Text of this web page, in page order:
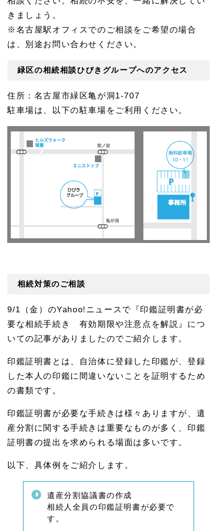
きましょう。
※名古屋駅オフィスでのご相談をご希望の場合
は、別途お問い合わせください。
緑区の相続相談ひびきグループへのアクセス
住所：名古屋市緑区亀が洞1-707
駐車場は、以下の駐車場をご利用ください。
相続対策のご相談
9/1 （金）のYahoo! ニュースで『印鑑証明書が必
要な相続手続き 有効期限や注意点を解説』につ
いての記事がありましたのでご紹介します。
印鑑証明書とは、自治体に登録した印鑑が、登録
した本人の印鑑に間違いないことを証明するため
の書類です。
印鑑証明書が必要な手続きは様々ありますが、遺
産分割に関する手続きは重要なものが多く、印鑑
証明書の提出を求められる場面は多いです。
以下、具体例をご紹介します。
遺産分割協議書の作成
相続人全員の印鑑証明書が必要で
す。